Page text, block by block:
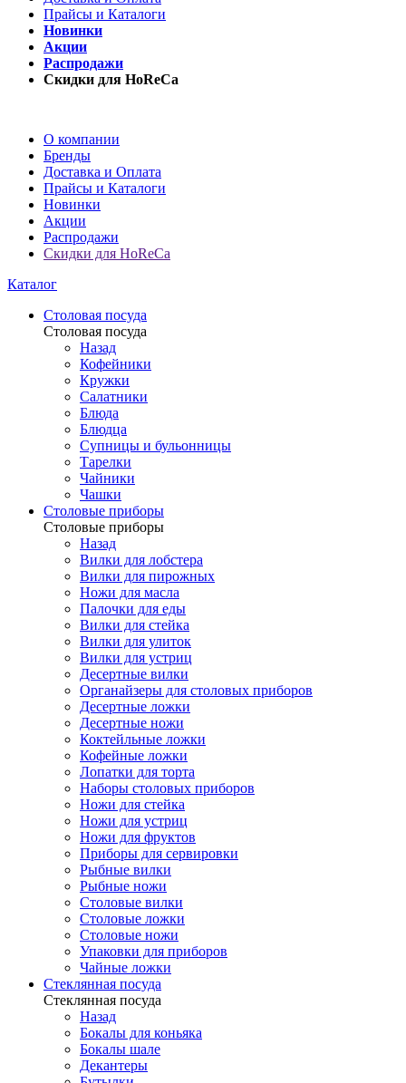
Прайсы и Каталоги
Новинки
Акции
Распродажи
Скидки для HoReCa
О компании
Бренды
Доставка и Оплата
Прайсы и Каталоги
Новинки
Акции
Распродажи
Скидки для HoReCa
Каталог
Столовая посуда
Столовая посуда
Назад
Кофейники
Кружки
Салатники
Блюда
Блюдца
Супницы и бульонницы
Тарелки
Чайники
Чашки
Cтоловые приборы
Cтоловые приборы
Назад
Вилки для лобстера
Вилки для пирожных
Ножи для масла
Палочки для еды
Вилки для стейка
Вилки для улиток
Вилки для устриц
Десертные вилки
Органайзеры для столовых приборов
Десертные ложки
Десертные ножи
Коктейльные ложки
Кофейные ложки
Лопатки для торта
Наборы столовых приборов
Ножи для стейка
Ножи для устриц
Ножи для фруктов
Приборы для сервировки
Рыбные вилки
Рыбные ножи
Столовые вилки
Столовые ложки
Столовые ножи
Упаковки для приборов
Чайные ложки
Стеклянная посуда
Стеклянная посуда
Назад
Бокалы для коньяка
Бокалы шале
Декантеры